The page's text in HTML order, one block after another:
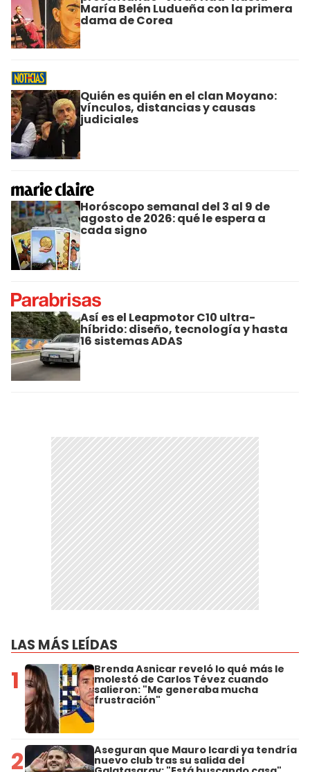
María Belén Ludueña con la primera
dama de Corea
Quién es quién en el clan Moyano:
vínculos, distancias y causas
judiciales
Horóscopo semanal del 3 al 9 de
agosto de 2026: qué le espera a
cada signo
Así es el Leapmotor C10 ultra-
híbrido: diseño, tecnología y hasta
16 sistemas ADAS
LAS MÁS LEÍDAS
1 Brenda Asnicar reveló lo qué más le
molestó de Carlos Tévez cuando
salieron: "Me generaba mucha
frustración"
2 Aseguran que Mauro Icardi ya tendría
nuevo club tras su salida del